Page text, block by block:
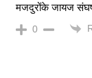
मजदुरोंके जायज
0